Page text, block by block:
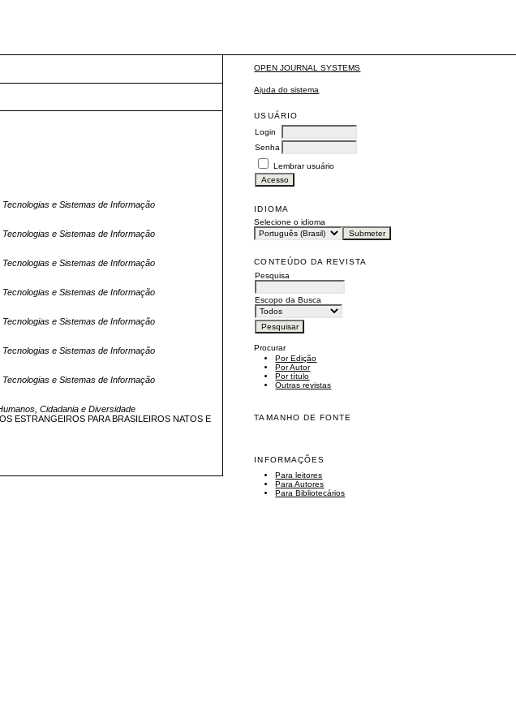
OPEN JOURNAL SYSTEMS
Ajuda do sistema
USUÁRIO
Login
Senha
Lembrar usuário
IDIOMA
Selecione o idioma
CONTEÚDO DA REVISTA
Pesquisa
Escopo da Busca
Procurar
Por Edição
Por Autor
Por título
Outras revistas
TAMANHO DE FONTE
INFORMAÇÕES
Para leitores
Para Autores
Para Bibliotecários
e Sistemas de Informação
e Sistemas de Informação
e Sistemas de Informação
e Sistemas de Informação
e Sistemas de Informação
e Sistemas de Informação
e Sistemas de Informação
Cidadania e Diversidade
ESTRANGEIROS PARA BRASILEIROS NATOS E